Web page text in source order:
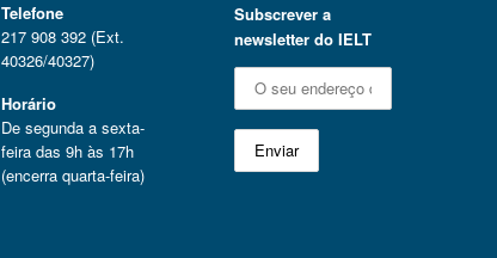
Telefone
217 908 392 (Ext.
40326/40327)
Horário
De segunda a sexta-
feira das 9h às 17h
(encerra quarta-feira)
Subscrever a
newsletter do IELT